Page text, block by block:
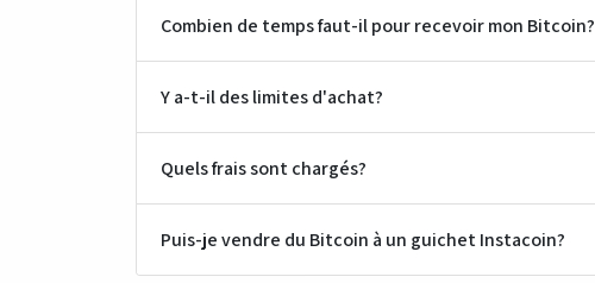
Combien de temps faut-il pour recevoir mon Bitcoin?
Y a-t-il des limites d'achat?
Quels frais sont chargés?
Puis-je vendre du Bitcoin à un guichet Instacoin?